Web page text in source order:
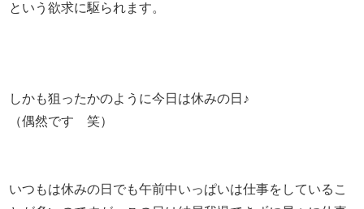
という欲求に駆られます。
しかも狙ったかのように今日は休みの日♪
（偶然です 笑）
いつもは休みの日でも午前中いっぱいは仕事をしているこ